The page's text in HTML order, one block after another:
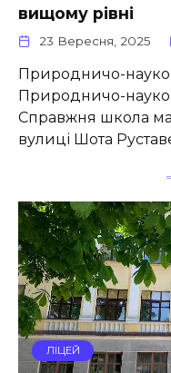
вищому рівні
23 Вересня, 2025
Природничо-
Природничо-
Справжня школа
вулиці Шота
ЛІЦЕЙ